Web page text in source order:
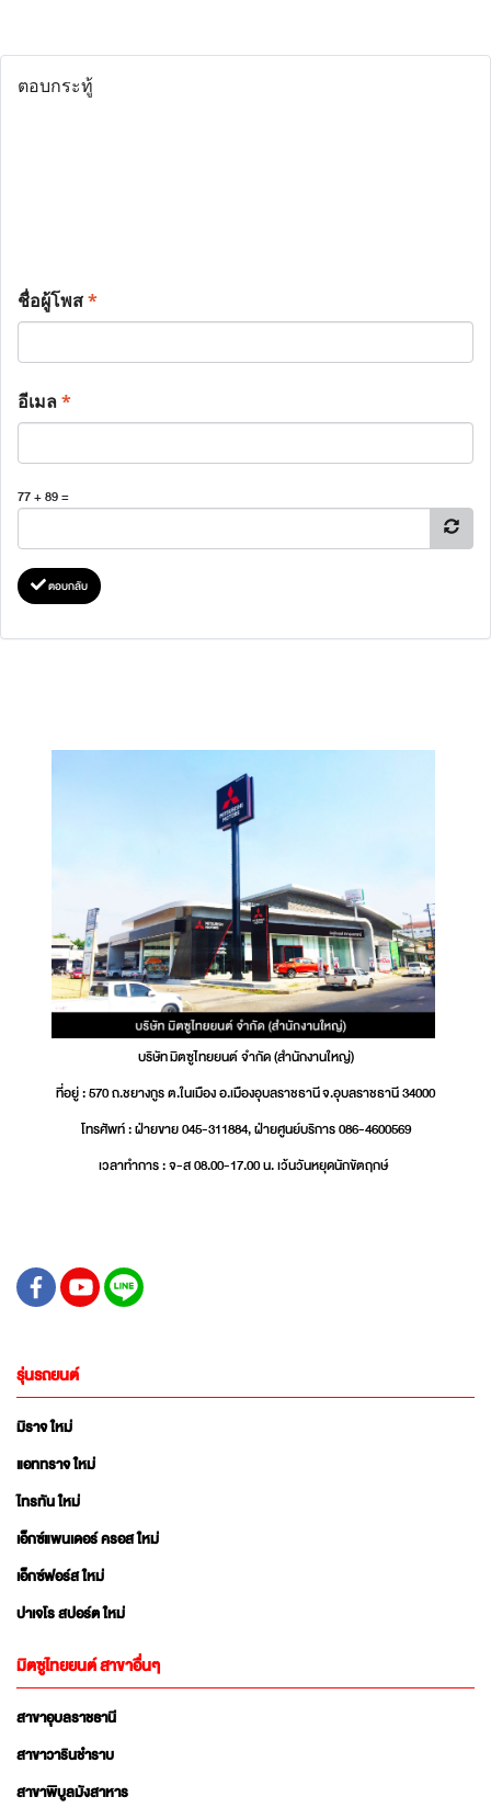
ตอบกระทู้
ชื่อผู้โพส*
อีเมล*
77 + 89 =
ตอบกลับ
บริษัท มิตซูไทยยนต์ จำกัด (สำนักงานใหญ่)
ที่อยู่ : 570 ถ.ชยางกูร ต.ในเมือง อ.เมืองอุบลราชธานี จ.อุบลราชธานี 34000
โทรศัพท์ : ฝ่ายขาย 045-311884, ฝ่ายศูนย์บริการ 086-4600569
เวลาทำการ : จ-ส 08.00-17.00 น. เว้นวันหยุดนักขัตฤกษ์
รุ่นรถยนต์
มิราจ ใหม่
แอททราจ ใหม่
ไทรทัน ใหม่
เอ็กซ์แพนเดอร์ ครอส ใหม่
เอ็กซ์ฟอร์ส ใหม่
ปาเจโร สปอร์ต ใหม่
มิตซูไทยยนต์ สาขาอื่นๆ
สาขาอุบลราชธานี
สาขาวารินชำราบ
สาขาพิบูลมังสาหาร